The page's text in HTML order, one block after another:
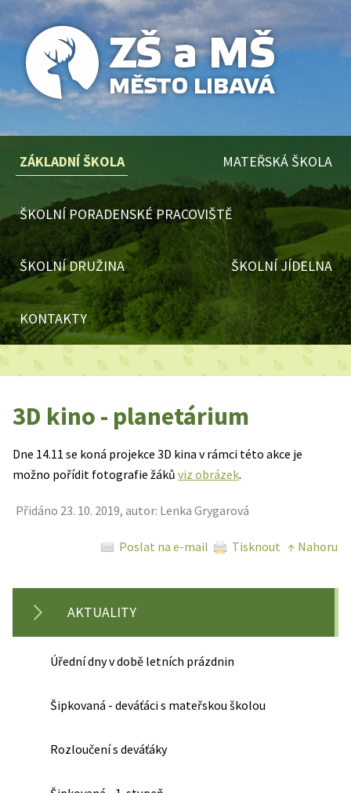
ZÁKLADNÍ ŠKOLA MATEŘSKÁ ŠKOLA
ŠKOLNÍ PORADENSKÉ PRACOVIŠTĚ
ŠKOLNÍ DRUŽINA ŠKOLNÍ JÍDELNA
KONTAKTY
3D kino - planetárium
Dne 14.11 se koná projekce 3D kina v rámci této akce je
možno pořídit fotografie žáků viz obrázek.
Přidáno 23. 10. 2019, autor: Lenka Grygarová
Poslat na e-mail Tisknout ↑ Nahoru
AKTUALITY
Úřední dny v době letních prázdnin
Šipkovaná - deváťáci s mateřskou školou
Rozloučení s deváťáky